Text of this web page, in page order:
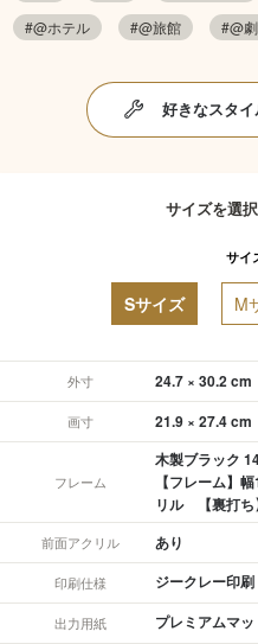
#@ホテル
#@旅館 #@
好きなスタ
サイズを選
サイ
Sサイズ M
外寸 24.7 × 30.2 cm
画寸 21.9 × 27.4 cm
フレーム
木製ブラック
【フレーム】
リル 【裏打ち
前面アクリル あり
印刷仕様 ジークレー印刷
出力用紙 プレミアムマ